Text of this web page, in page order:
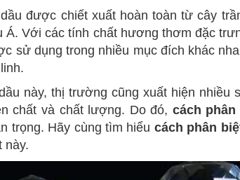
được chiết xuất hoàn toàn từ cây
Với các tính chất hương thơm đặc
sử dụng trong nhiều mục đích khác
này, thị trường cũng xuất hiện nhiều
chất và chất lượng. Do đó, cách
trọng. Hãy cùng tìm hiểu cách phân
này.